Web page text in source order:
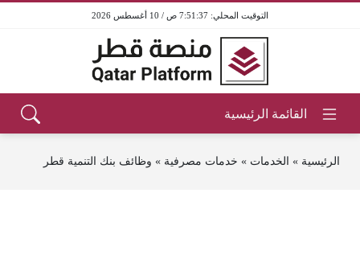
7:51:37 ص / 10 أغسطس 2026
الرئيسية » الخدمات » خدمات مصرفية » وظائف بنك التنمية قطر